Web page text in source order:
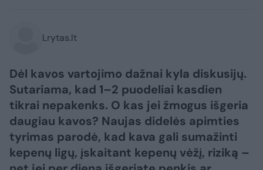
Lrytas.lt
Dėl kavos vartojimo dažnai kyla diskusijų.
Sutariama, kad 1–2 puodeliai kasdien
tikrai nepakenks. O kas jei žmogus išgeria
daugiau kavos? Naujas didelės apimties
tyrimas parodė, kad kava gali sumažinti
kepenų ligų, įskaitant kepenų vėžį, riziką –